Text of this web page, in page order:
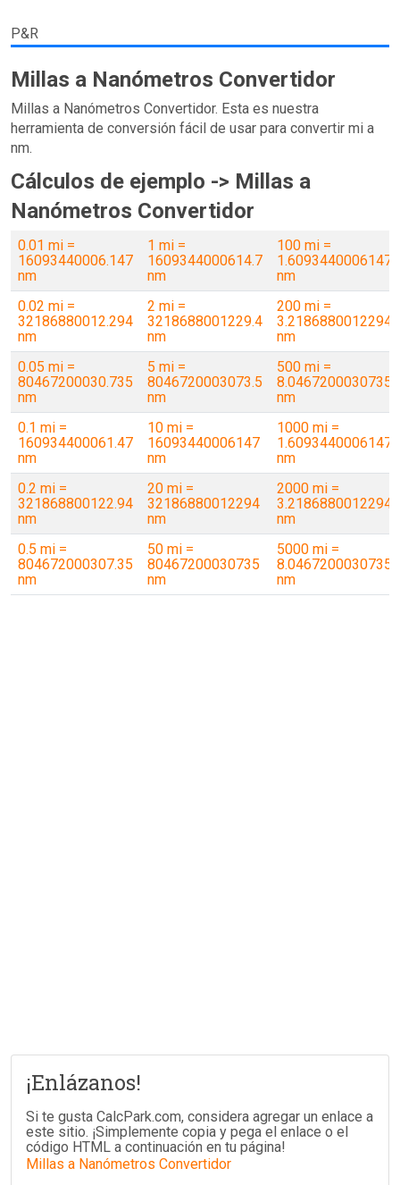
P&R
Millas a Nanómetros Convertidor
Millas a Nanómetros Convertidor. Esta es nuestra
herramienta de conversión fácil de usar para convertir mi a
nm.
Cálculos de ejemplo -> Millas a
Nanómetros Convertidor
0.01 mi =
16093440006.147
nm
1 mi =
1609344000614.7
nm
100 mi =
nm
0.02 mi =
32186880012.294
nm
2 mi =
3218688001229.4
nm
200 mi =
nm
0.05 mi =
80467200030.735
nm
5 mi =
8046720003073.5
nm
500 mi =
nm
0.1 mi =
160934400061.47
nm
10 mi =
16093440006147
nm
1000 mi =
nm
0.2 mi =
321868800122.94
nm
20 mi =
32186880012294
nm
2000 mi =
nm
0.5 mi =
804672000307.35
nm
50 mi =
80467200030735
nm
5000 mi =
nm
¡Enlázanos!
Si te gusta CalcPark.com, considera agregar un enlace a
este sitio. ¡Simplemente copia y pega el enlace o el
código HTML a continuación en tu página!
Millas a Nanómetros Convertidor